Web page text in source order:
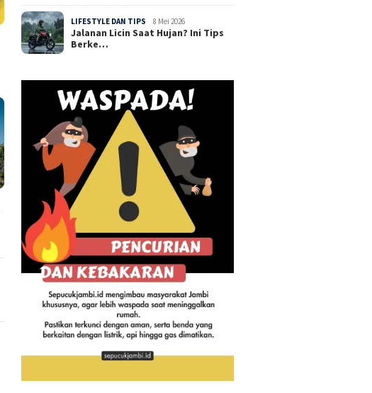
LIFESTYLE DAN TIPS 8 Mei 2026
Jalanan Licin Saat Hujan? Ini Tips
Berke…